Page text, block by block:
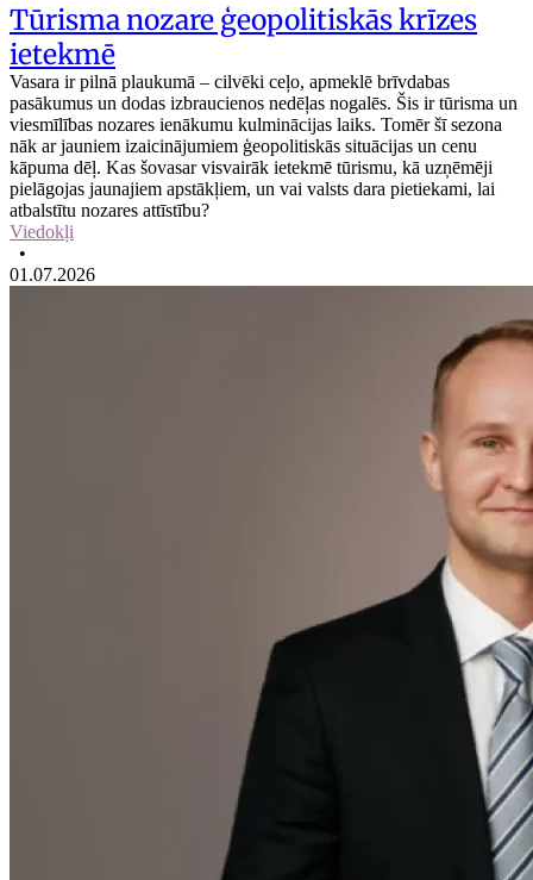
Tūrisma nozare ģeopolitiskās krīzes
ietekmē
Vasara ir pilnā plaukumā – cilvēki ceļo, apmeklē brīvdabas
pasākumus un dodas izbraucienos nedēļas nogalēs. Šis ir tūrisma un
viesmīlības nozares ienākumu kulminācijas laiks. Tomēr šī sezona
nāk ar jauniem izaicinājumiem ģeopolitiskās situācijas un cenu
kāpuma dēļ. Kas šovasar visvairāk ietekmē tūrismu, kā uzņēmēji
pielāgojas jaunajiem apstākļiem, un vai valsts dara pietiekami, lai
atbalstītu nozares attīstību?
Viedokļi
•
01.07.2026